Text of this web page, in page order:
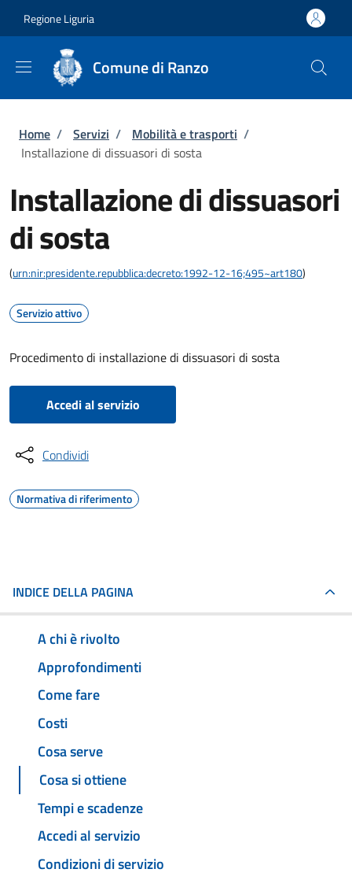
Regione Liguria
Comune di Ranzo
Briciole di pane
Home / Servizi / Mobilità e trasporti /
Installazione di dissuasori di sosta
Installazione di dissuasori
di sosta
(urn:nir:presidente.repubblica:decreto:1992-12-16;495~art180)
Servizio attivo
Procedimento di installazione di dissuasori di sosta
Accedi al servizio
Condividi
Normativa di riferimento
INDICE DELLA PAGINA
A chi è rivolto
Approfondimenti
Come fare
Costi
Cosa serve
Cosa si ottiene
Tempi e scadenze
Accedi al servizio
Condizioni di servizio